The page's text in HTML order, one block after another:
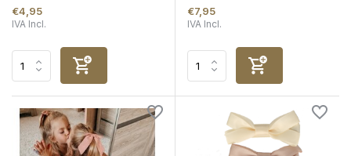
€4,95
IVA Incl.
€7,95
IVA Incl.